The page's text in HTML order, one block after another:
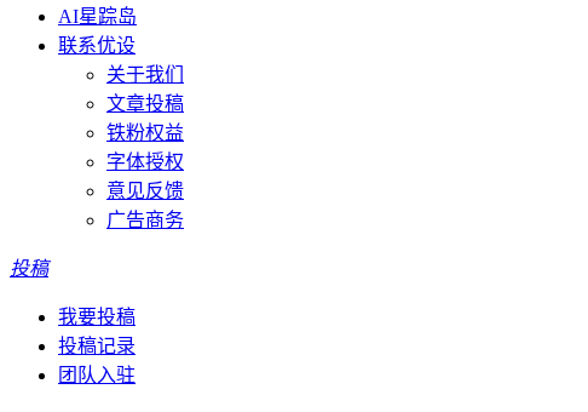
AI星踪岛
联系优设
关于我们
文章投稿
铁粉权益
字体授权
意见反馈
广告商务
投稿
我要投稿
投稿记录
团队入驻